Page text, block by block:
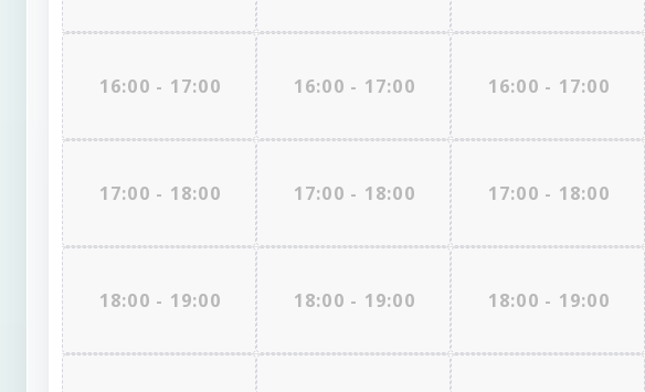
16:00 - 17:00 16:00 - 17:00 16:00 - 17:00
17:00 - 18:00 17:00 - 18:00 17:00 - 18:00
18:00 - 19:00 18:00 - 19:00 18:00 - 19:00